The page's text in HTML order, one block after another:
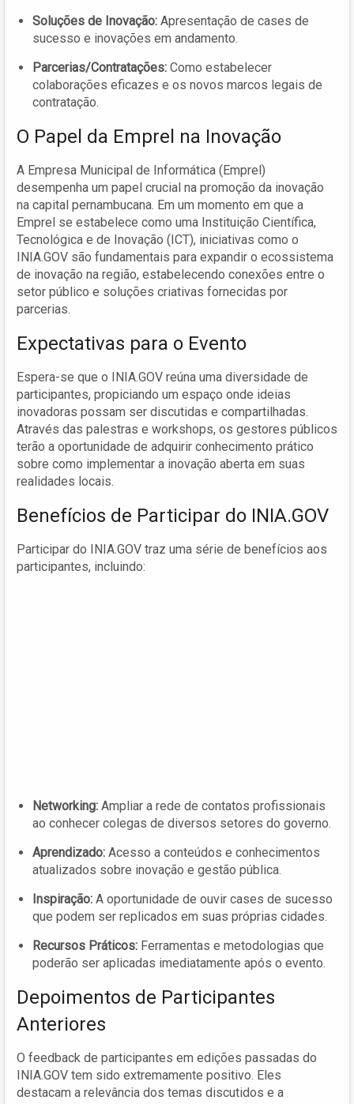
Soluções de Inovação: Apresentação de cases de
sucesso e inovações em andamento.
Parcerias/Contratações: Como estabelecer
colaborações eficazes e os novos marcos legais de
contratação.
O Papel da Emprel na Inovação
A Empresa Municipal de Informática (Emprel)
desempenha um papel crucial na promoção da inovação
na capital pernambucana. Em um momento em que a
Emprel se estabelece como uma Instituição Científica,
Tecnológica e de Inovação (ICT), iniciativas como o
INIA.GOV são fundamentais para expandir o ecossistema
de inovação na região, estabelecendo conexões entre o
setor público e soluções criativas fornecidas por
parcerias.
Expectativas para o Evento
Espera-se que o INIA.GOV reúna uma diversidade de
participantes, propiciando um espaço onde ideias
inovadoras possam ser discutidas e compartilhadas.
Através das palestras e workshops, os gestores públicos
terão a oportunidade de adquirir conhecimento prático
sobre como implementar a inovação aberta em suas
realidades locais.
Benefícios de Participar do INIA.GOV
Participar do INIA.GOV traz uma série de benefícios aos
participantes, incluindo:
Networking: Ampliar a rede de contatos profissionais
ao conhecer colegas de diversos setores do governo.
Aprendizado: Acesso a conteúdos e conhecimentos
atualizados sobre inovação e gestão pública.
Inspiração: A oportunidade de ouvir cases de sucesso
que podem ser replicados em suas próprias cidades.
Recursos Práticos: Ferramentas e metodologias que
poderão ser aplicadas imediatamente após o evento.
Depoimentos de Participantes
Anteriores
O feedback de participantes em edições passadas do
INIA.GOV tem sido extremamente positivo. Eles
destacam a relevância dos temas discutidos e a